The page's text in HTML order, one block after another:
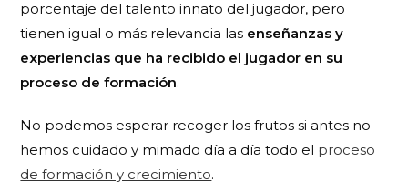
porcentaje del talento innato del jugador, pero
tienen igual o más relevancia las enseñanzas y
experiencias que ha recibido el jugador en su
proceso de formación.
No podemos esperar recoger los frutos si antes no
hemos cuidado y mimado día a día todo el proceso
de formación y crecimiento.